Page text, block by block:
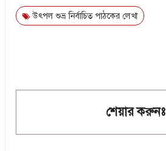
উৎপল শুভ্র নির্বাচিত পাঠকের লেখা
শেয়ার করুনঃ